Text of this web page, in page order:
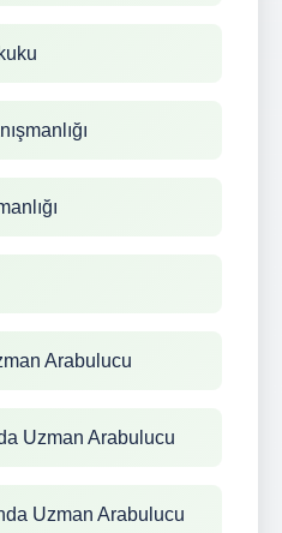
Arabulucu
Uzman Arabulucu
Uzman Arabulucu